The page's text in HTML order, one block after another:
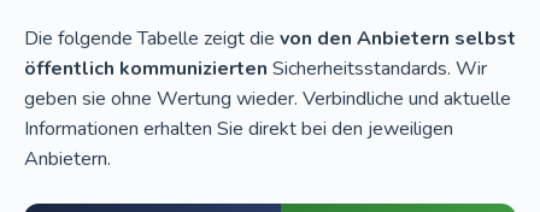
Die folgende Tabelle zeigt die von den Anbietern selbst
öffentlich kommunizierten Sicherheitsstandards. Wir
geben sie ohne Wertung wieder. Verbindliche und aktuelle
Informationen erhalten Sie direkt bei den jeweiligen
Anbietern.